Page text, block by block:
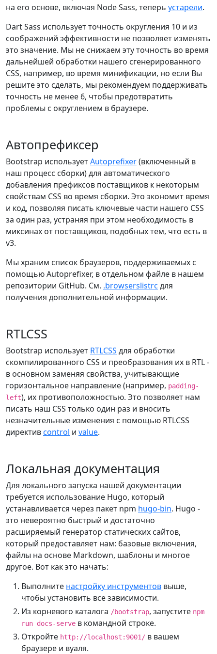
на его основе, включая Node Sass, теперь устарели.
Dart Sass использует точность округления 10 и из
соображений эффективности не позволяет изменять
это значение. Мы не снижаем эту точность во время
дальнейшей обработки нашего сгенерированного
CSS, например, во время минификации, но если Вы
решите это сделать, мы рекомендуем поддерживать
точность не менее 6, чтобы предотвратить
проблемы с округлением в браузере.
Автопрефиксер
Bootstrap используетAutoprefixer(включенный в
наш процесс сборки) для автоматического
добавления префиксов поставщиков к некоторым
свойствам CSS во время сборки. Это экономит время
и код, позволяя писать ключевые части нашего CSS
за один раз, устраняя при этом необходимость в
миксинах от поставщиков, подобных тем, что есть в
v3.
Мы храним список браузеров, поддерживаемых с
помощью Autoprefixer, в отдельном файле в нашем
репозитории GitHub. См. .browserslistrc для
получения дополнительной информации.
RTLCSS
Bootstrap использует RTLCSS для обработки
скомпилированного CSS и преобразования их в RTL -
в основном заменяя свойства, учитывающие
горизонтальное направление (например, padding-
left), их противоположностью. Это позволяет нам
писать наш CSS только один раз и вносить
незначительные изменения с помощью RTLCSS
директивcontrol и value.
Локальная документация
Для локального запуска нашей документации
требуется использование Hugo, который
устанавливается через пакет npm hugo-bin. Hugo -
это невероятно быстрый и достаточно
расширяемый генератор статических сайтов,
который предоставляет нам: базовые включения,
файлы на основе Markdown, шаблоны и многое
другое. Вот как это начать:
Выполните настройку инструментов выше,
чтобы установить все зависимости.
Из корневого каталога /bootstrap, запустите npm
run docs-serve в командной строке.
Откройте http://localhost:9001/ в вашем
браузере и вуаля.